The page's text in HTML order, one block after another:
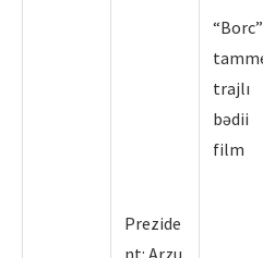
Prezide
“Borc”
trajlı
bədii
film